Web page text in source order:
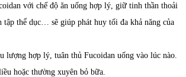
với chế độ ăn uống hợp lý, giữ tinh thần thoải
tập thể dục… sẽ giúp phát huy tối đa khả năng của
lượng hợp lý, tuân thủ Fucoidan uống vào lúc nào.
hoặc thường xuyên bỏ bữa.